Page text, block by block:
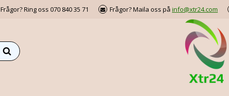
Frågor? Ring oss 070 840 35 71 Frågor? Maila oss på info@xtr24.com